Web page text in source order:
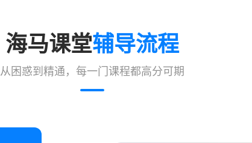
海马课堂辅导流程
从困惑到精通，每一门课程都高分可期